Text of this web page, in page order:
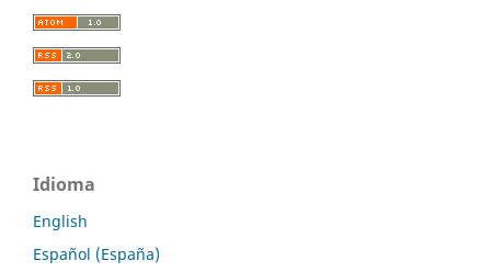
Idioma
English
Español (España)